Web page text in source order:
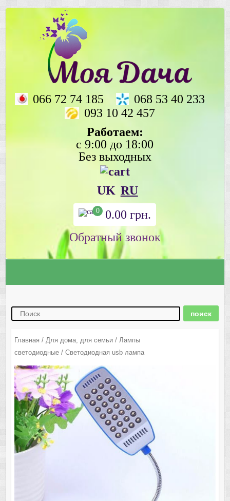
066 72 74 185
068 53 40 233
093 10 42 457
Работаем:
с 9:00 до 18:00
Без выходных
UK RU
0 0.00грн.
Главная / Для дома, для семьи/ Лампы
светодиодные/ Светодиодная usb лампа